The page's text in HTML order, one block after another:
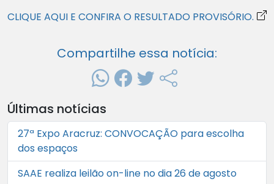
CLIQUE AQUI E CONFIRA O RESULTADO PROVISÓRIO.
Compartilhe essa notícia:
Últimas notícias
27ª Expo Aracruz: CONVOCAÇÃO para escolha
dos espaços
SAAE realiza leilão on-line no dia 26 de agosto